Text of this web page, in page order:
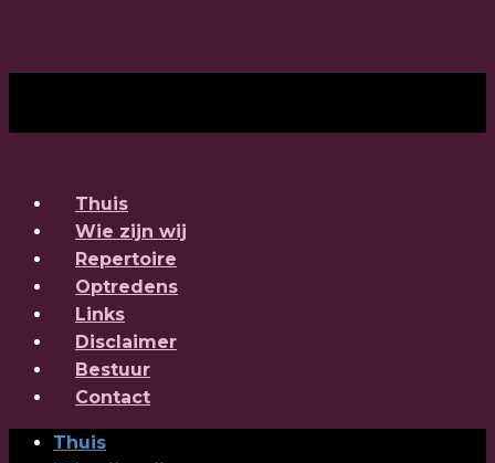
Thuis
Wie zijn wij
Repertoire
Optredens
Links
Disclaimer
Bestuur
Contact
Thuis